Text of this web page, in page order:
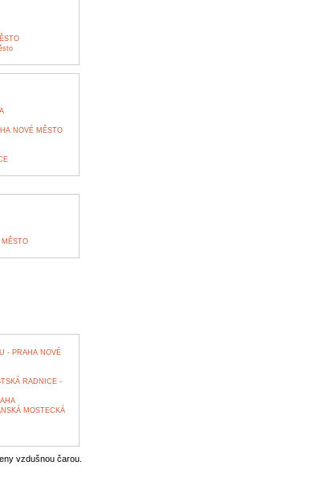
NOVÉ MĚSTO
- PRAHA NOVÉ
RADNICE -
MOSTECKÁ
vzdušnou čarou.